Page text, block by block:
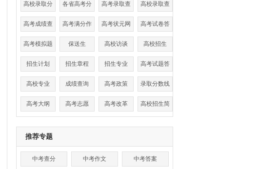
高校录取分
数线
各省高考分
数线
高考录取查
询
高校录取查
询
高考成绩查
询
高考满分作
文
高考状元网 高考试卷答
案
高考模拟题
保送生 高校访谈 高校招生
招生计划 招生章程 招生专业 高考试题答
案
高校专业
成绩查询 高考政策 录取分数线
高考大纲 高考志愿 高考改革 高校招生简
章
推荐专题
中考查分 中考作文 中考答案